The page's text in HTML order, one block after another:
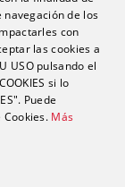
de los
con
las cookies a
USO pulsando el
si lo
Puede
Más